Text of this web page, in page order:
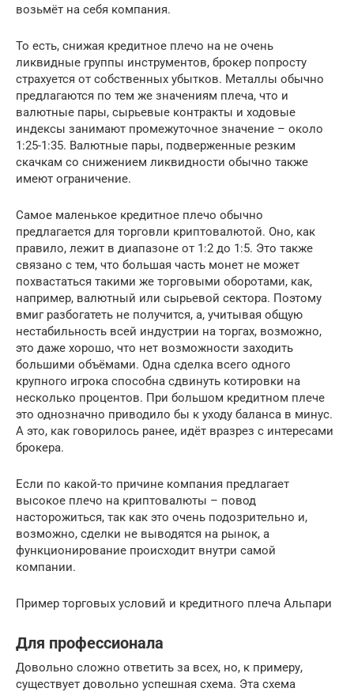
возьмёт на себя компания.
То есть, снижая кредитное плечо на не очень
ликвидные группы инструментов, брокер попросту
страхуется от собственных убытков. Металлы обычно
предлагаются по тем же значениям плеча, что и
валютные пары, сырьевые контракты и ходовые
индексы занимают промежуточное значение – около
1:25-1:35. Валютные пары, подверженные резким
скачкам со снижением ликвидности обычно также
имеют ограничение.
Самое маленькое кредитное плечо обычно
предлагается для торговли криптовалютой. Оно, как
правило, лежит в диапазоне от 1:2 до 1:5. Это также
связано с тем, что большая часть монет не может
похвастаться такими же торговыми оборотами, как,
например, валютный или сырьевой сектора. Поэтому
вмиг разбогатеть не получится, а, учитывая общую
нестабильность всей индустрии на торгах, возможно,
это даже хорошо, что нет возможности заходить
большими объёмами. Одна сделка всего одного
крупного игрока способна сдвинуть котировки на
несколько процентов. При большом кредитном плече
это однозначно приводило бы к уходу баланса в минус.
А это, как говорилось ранее, идёт вразрез с интересами
брокера.
Если по какой-то причине компания предлагает
высокое плечо на криптовалюты – повод
насторожиться, так как это очень подозрительно и,
возможно, сделки не выводятся на рынок, а
функционирование происходит внутри самой
компании.
Пример торговых условий и кредитного плеча Альпари
Для профессионала
Довольно сложно ответить за всех, но, к примеру,
существует довольно успешная схема. Эта схема